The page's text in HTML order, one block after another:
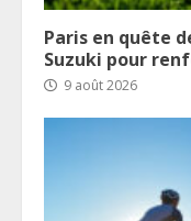
Paris en quête
Suzuki pour
9 août 2026